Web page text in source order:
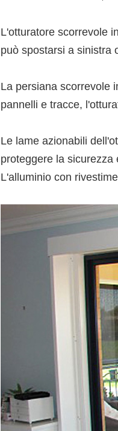
L'otturatore scorrevole
può spostarsi a sinistra
La persiana scorrevole
pannelli e tracce,
Le lame azionabili
proteggere la sicurezza
L'alluminio con